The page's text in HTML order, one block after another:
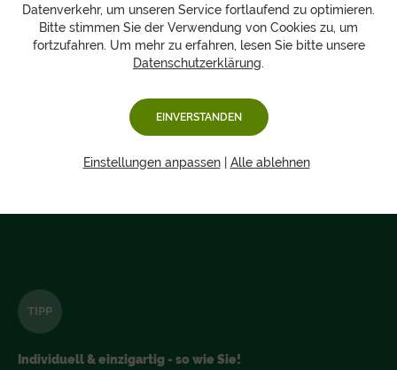
TIPP
Individuell & einzigartig - so wie Sie!
Datenverkehr, um unseren Service fortlaufend zu optimieren.
Bitte stimmen Sie der Verwendung von Cookies zu, um
fortzufahren. Um mehr zu erfahren, lesen Sie bitte unsere
Datenschutzerklärung.
EINVERSTANDEN
Einstellungen anpassen| Alle ablehnen